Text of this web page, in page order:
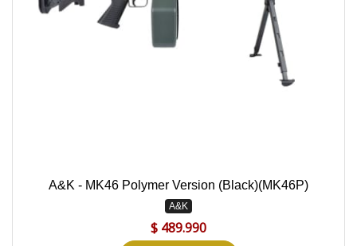
A&K - MK46 Polymer Version (Black)(MK46P)
A&K
$ 489.990